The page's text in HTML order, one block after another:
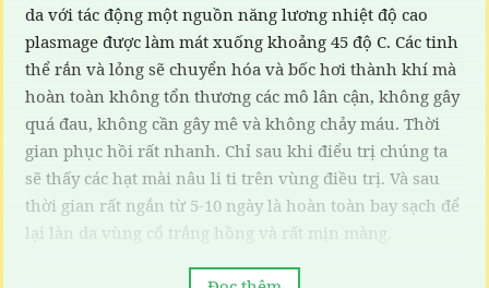
da với tác động một nguồn năng lương nhiệt độ cao
plasmage được làm mát xuống khoảng 45 độ C. Các tinh
thể rắn và lỏng sẽ chuyển hóa và bốc hơi thành khí mà
hoàn toàn không tổn thương các mô lân cận, không gây
quá đau, không cần gây mê và không chảy máu. Thời
gian phục hồi rất nhanh. Chỉ sau khi điểu trị chúng ta
sẽ thấy các hạt mài nâu li ti trên vùng điều trị. Và sau
thời gian rất ngắn từ 5-10 ngày là hoàn toàn bay sạch để
lại làn da vùng cổ trắng hồng và rất mịn màng.